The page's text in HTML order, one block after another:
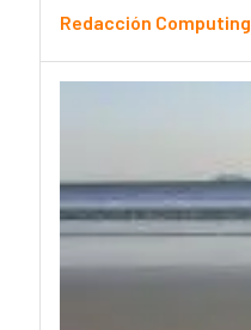
Redacción Computing